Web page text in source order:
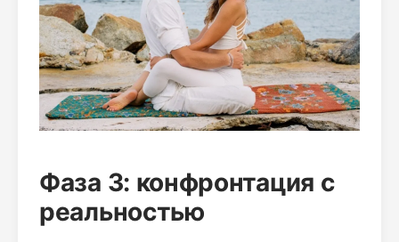
Фаза 3: конфронтация с
реальностью